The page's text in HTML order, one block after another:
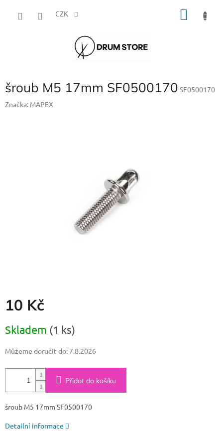
CZK
šroub M5 17mm SF0500170 SF0500170
Značka: MAPEX
10 Kč
cena:
Skladem (1 ks)
Můžeme doručit do: 7.8.2026
Přidat do košíku
šroub M5 17mm SF0500170
Detailní informace